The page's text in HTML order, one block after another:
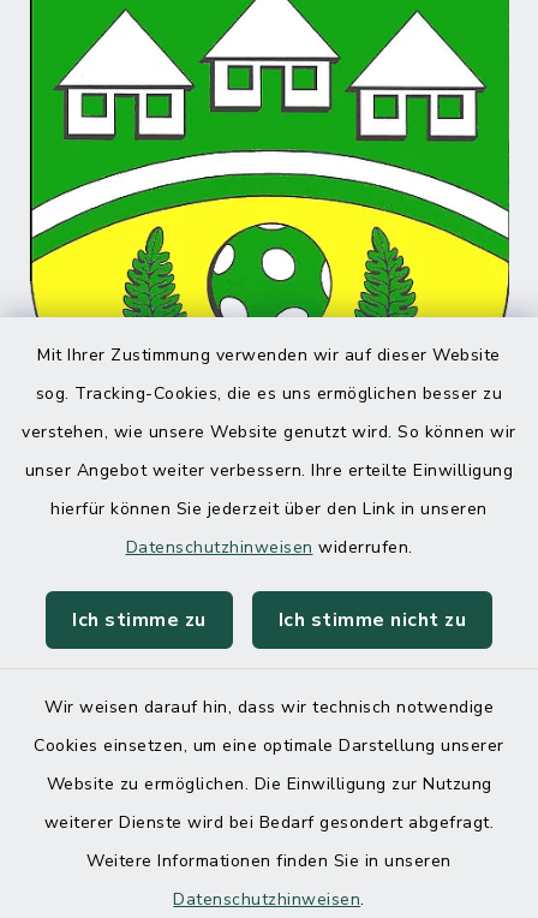
Mit Ihrer Zustimmung verwenden wir auf dieser Website
sog. Tracking-Cookies, die es uns ermöglichen besser zu
verstehen, wie unsere Website genutzt wird. So können wir
unser Angebot weiter verbessern. Ihre erteilte Einwilligung
hierfür können Sie jederzeit über den Link in unseren
Datenschutzhinweisen widerrufen.
Ich stimme zu Ich stimme nicht zu
Wir weisen darauf hin, dass wir technisch notwendige
Cookies einsetzen, um eine optimale Darstellung unserer
Website zu ermöglichen. Die Einwilligung zur Nutzung
weiterer Dienste wird bei Bedarf gesondert abgefragt.
Weitere Informationen finden Sie in unseren
Datenschutzhinweisen.
Kontakt
Datenschutz
Impressum